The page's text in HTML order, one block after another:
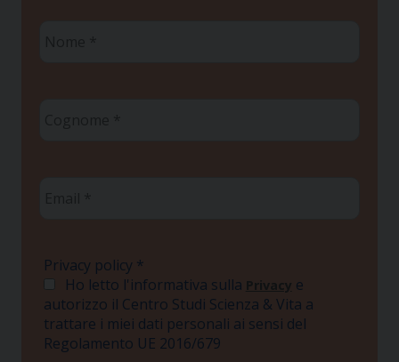
Privacy policy *
Ho letto l'informativa sulla Privacy e
autorizzo il Centro Studi Scienza & Vita a
trattare i miei dati personali ai sensi del
Regolamento UE 2016/679